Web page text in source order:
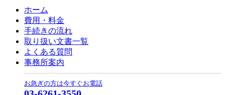
ホーム
費用・料金
手続きの流れ
取り扱い文書一覧
よくある質問
事務所案内
お急ぎの方は今すぐお電話